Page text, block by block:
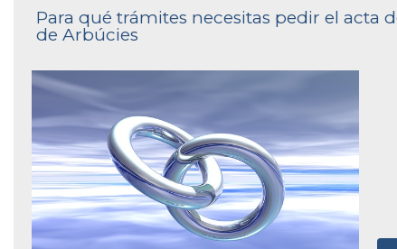
Para qué trámites necesitas pedir el acta
de Arbúcies